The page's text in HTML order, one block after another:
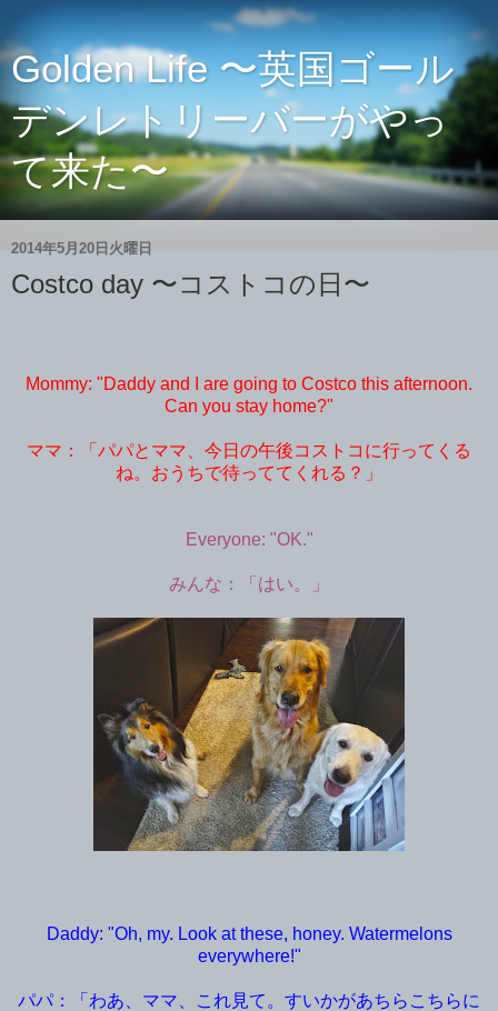
Golden Life 〜英国ゴール
デンレトリーバーがやっ
て来た〜
2014年5月20日火曜日
Costco day 〜コストコの日〜
Mommy: "Daddy and I are going to Costco this afternoon.
Can you stay home?"
ママ：「パパとママ、今日の午後コストコに行ってくる
ね。おうちで待っててくれる？」
Everyone: "OK."
みんな：「はい。」
Daddy: "Oh, my. Look at these, honey. Watermelons
everywhere!"
パパ：「わあ、ママ、これ見て。すいかがあちらこちらに